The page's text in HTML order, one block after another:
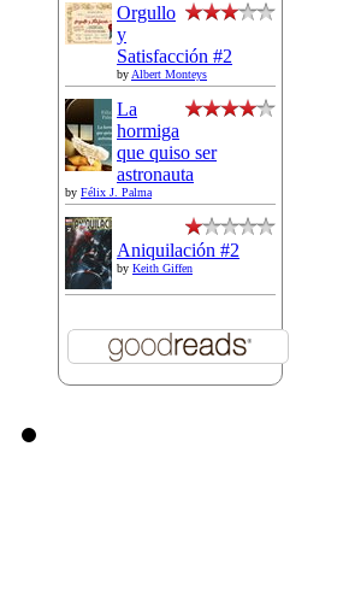
Orgullo
y
Satisfacción #2
by Albert Monteys
La
hormiga
que quiso ser
astronauta
by Félix J. Palma
Aniquilación #2
by Keith Giffen